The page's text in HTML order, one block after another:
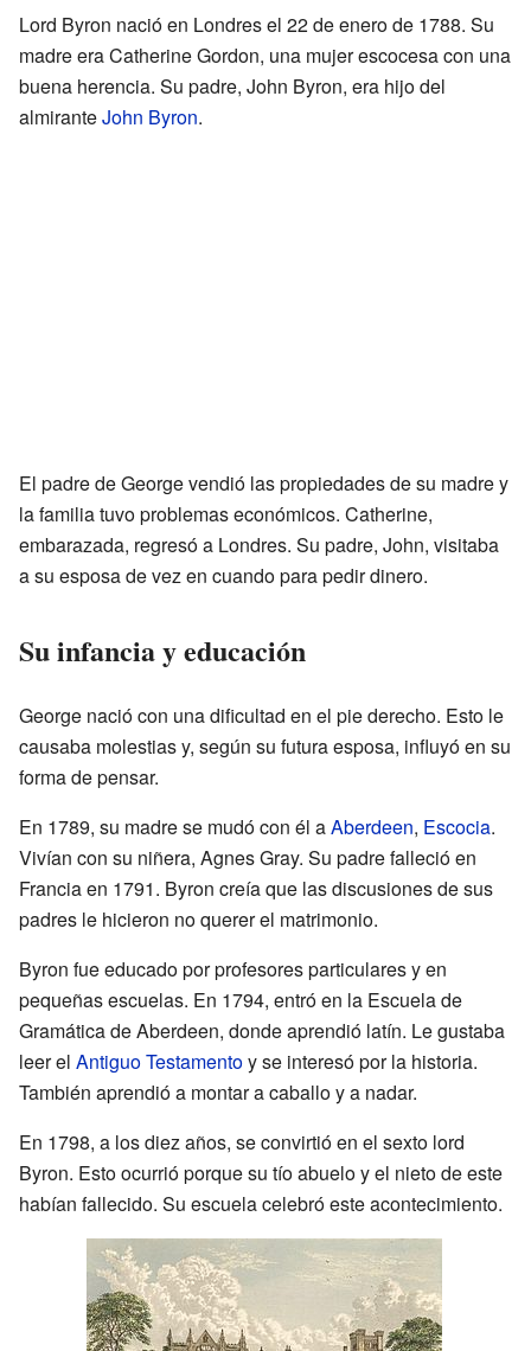
Lord Byron nació en Londres el 22 de enero de 1788. Su
madre era Catherine Gordon, una mujer escocesa con una
buena herencia. Su padre, John Byron, era hijo del
almiranteJohn Byron.
El padre de George vendió las propiedades de su madre y
la familia tuvo problemas económicos. Catherine,
embarazada, regresó a Londres. Su padre, John, visitaba
a su esposa de vez en cuando para pedir dinero.
Su infancia y educación
George nació con una dificultad en el pie derecho. Esto le
causaba molestias y, según su futura esposa, influyó en su
forma de pensar.
En 1789, su madre se mudó con él aAberdeen, Escocia.
Vivían con su niñera, Agnes Gray. Su padre falleció en
Francia en 1791. Byron creía que las discusiones de sus
padres le hicieron no querer el matrimonio.
Byron fue educado por profesores particulares y en
pequeñas escuelas. En 1794, entró en la Escuela de
Gramática de Aberdeen, donde aprendió latín. Le gustaba
leer el Antiguo Testamentoy se interesó por la historia.
También aprendió a montar a caballo y a nadar.
En 1798, a los diez años, se convirtió en el sexto lord
Byron. Esto ocurrió porque su tío abuelo y el nieto de este
habían fallecido. Su escuela celebró este acontecimiento.